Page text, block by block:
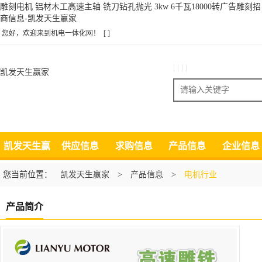
雕刻电机 铝材木工高速主轴 铣刀钻孔抛光 3kw 6千瓦18000转广告雕刻招
商信息-凯发天生赢家
您好，欢迎来到机电一体化网！ [ ]
凯发天生赢家
搜索
凯发天生赢
家
供应信息 求购信息 产品信息 企业信息
您当前位置： 凯发天生赢家 > 产品信息 > 电机行业
产品简介